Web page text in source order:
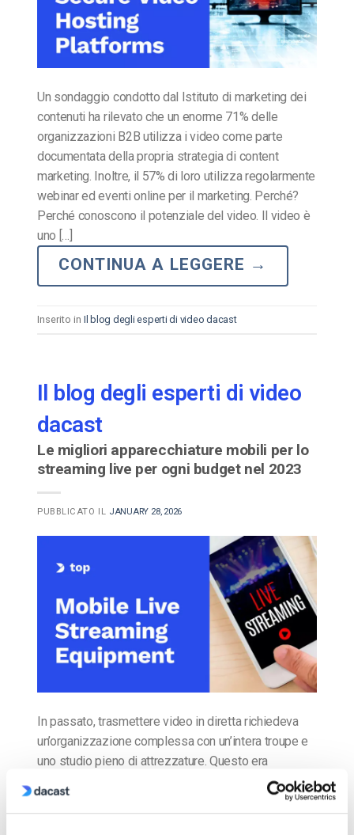
Un sondaggio condotto dal Istituto di marketing dei
contenuti ha rilevato che un enorme 71% delle
organizzazioni B2B utilizza i video come parte
documentata della propria strategia di content
marketing. Inoltre, il 57% di loro utilizza regolarmente
webinar ed eventi online per il marketing. Perché?
Perché conoscono il potenziale del video. Il video è
uno […]
CONTINUA A LEGGERE →
Inserito in Il blog degli esperti di video dacast
Il blog degli esperti di video
dacast
Le migliori apparecchiature mobili per lo
streaming live per ogni budget nel 2023
PUBBLICATO IL JANUARY 28, 2026
In passato, trasmettere video in diretta richiedeva
un’organizzazione complessa con un’intera troupe e
uno studio pieno di attrezzature. Questo era
necessario per lo streaming in alta qualità a un
pubblico numeroso. Tuttavia, i recenti sviluppi della